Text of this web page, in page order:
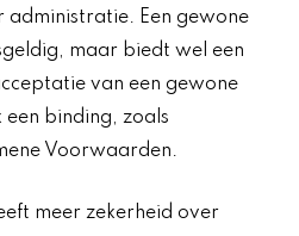
administratie. Een gewone
maar biedt wel een
van een gewone
binding, zoals
Voorwaarden.
meer zekerheid over